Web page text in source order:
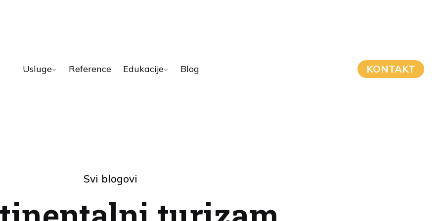
Usluge Reference Edukacije Blog KONTAKT
Svi blogovi